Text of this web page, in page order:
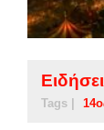
Tags |